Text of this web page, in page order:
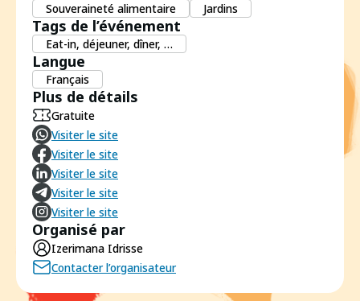
Souveraineté alimentaire
Jardins
Tags de l’événement
Eat-in, déjeuner, dîner, …
Langue
Français
Plus de détails
Gratuite
Visiter le site
Visiter le site
Visiter le site
Visiter le site
Visiter le site
Organisé par
Izerimana Idrisse
Contacter l’organisateur